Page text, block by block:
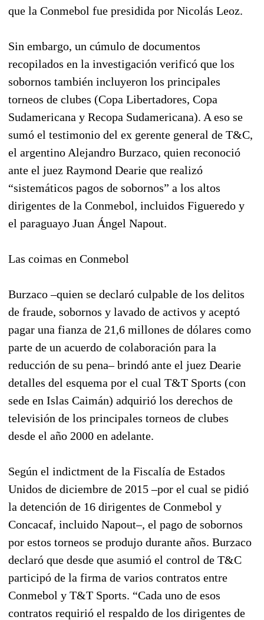
que la Conmebol fue presidida por Nicolás Leoz.
Sin embargo, un cúmulo de documentos
recopilados en la investigación verificó que los
sobornos también incluyeron los principales
torneos de clubes (Copa Libertadores, Copa
Sudamericana y Recopa Sudamericana). A eso se
sumó el testimonio del ex gerente general de T&C,
el argentino Alejandro Burzaco, quien reconoció
ante el juez Raymond Dearie que realizó
“sistemáticos pagos de sobornos” a los altos
dirigentes de la Conmebol, incluidos Figueredo y
el paraguayo Juan Ángel Napout.
Las coimas en Conmebol
Burzaco –quien se declaró culpable de los delitos
de fraude, sobornos y lavado de activos y aceptó
pagar una fianza de 21,6 millones de dólares como
parte de un acuerdo de colaboración para la
reducción de su pena– brindó ante el juez Dearie
detalles del esquema por el cual T&T Sports (con
sede en Islas Caimán) adquirió los derechos de
televisión de los principales torneos de clubes
desde el año 2000 en adelante.
Según el indictment de la Fiscalía de Estados
Unidos de diciembre de 2015 –por el cual se pidió
la detención de 16 dirigentes de Conmebol y
Concacaf, incluido Napout–, el pago de sobornos
por estos torneos se produjo durante años. Burzaco
declaró que desde que asumió el control de T&C
participó de la firma de varios contratos entre
Conmebol y T&T Sports. “Cada uno de esos
contratos requirió el respaldo de los dirigentes de